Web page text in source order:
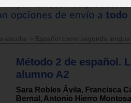
escolar > Español como segunda lengua
Método 2 de español.
alumno A2
Sara Robles Ávila, Francisca
Bernal, Antonio Hierro Montosa